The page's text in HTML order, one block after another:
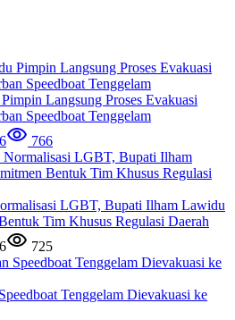
Langsung Proses Evakuasi
Speedboat Tenggelam
766
LGBT, Bupati Ilham Lawidu
Tim Khusus Regulasi Daerah
725
Tenggelam Dievakuasi ke